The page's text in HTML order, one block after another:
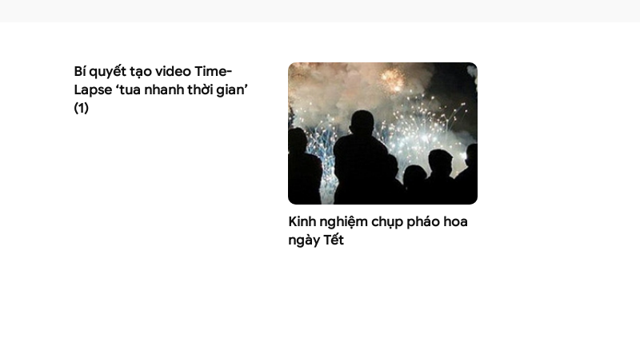
Bí quyết tạo video Time-
Lapse ‘tua nhanh thời gian’
(1)
Kinh nghiệm chụp pháo hoa
ngày Tết